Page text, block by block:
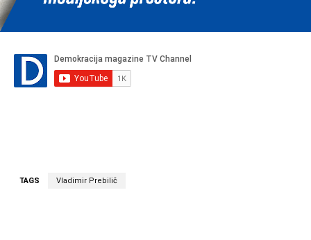
TAGS Vladimir Prebilič